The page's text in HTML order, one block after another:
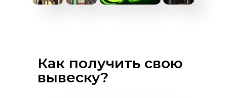
Как получить свою
вывеску?